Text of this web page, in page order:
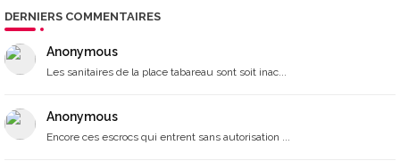
DERNIERS COMMENTAIRES
Anonymous
Les sanitaires de la place tabareau sont soit inac...
Anonymous
Encore ces escrocs qui entrent sans autorisation ...